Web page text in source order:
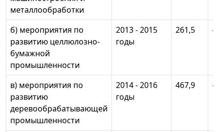
металлообработки
б) мероприятия по
развитию целлюлозно-
бумажной
промышленности
2013 - 2015
годы
261,5 -
в) мероприятия по
развитию
деревообрабатывающей
промышленности
2014 - 2016
годы
467,9 -